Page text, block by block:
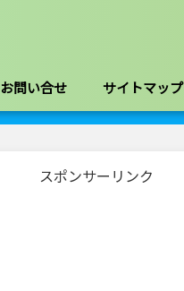
お問い合せ サイトマップ
スポンサーリンク